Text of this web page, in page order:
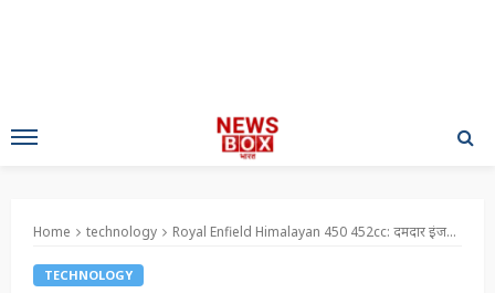
Home technology Royal Enfield Himalayan 450 452cc: दमदार इंजन, स्मार्ट TFT नेविगेशन और ₹2.85 लाख की कीमत
TECHNOLOGY